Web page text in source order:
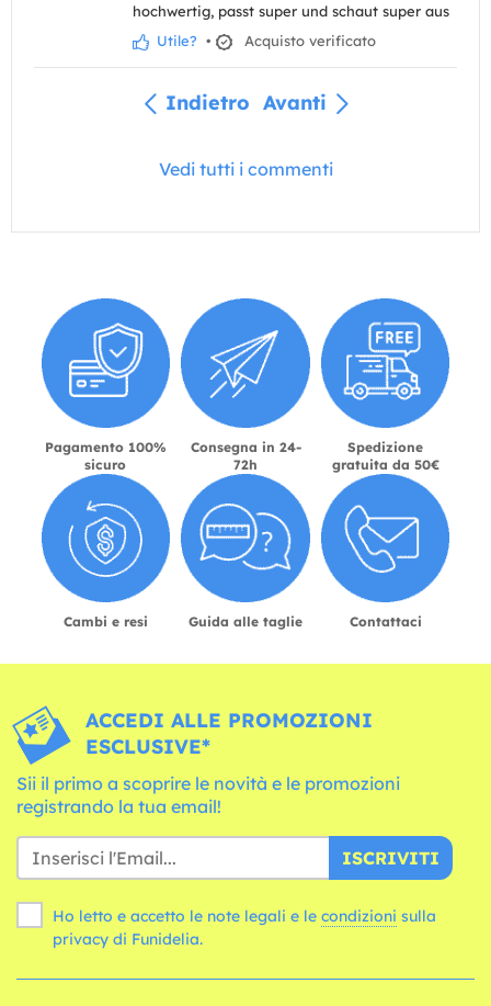
hochwertig, passt super und schaut super aus
Utile? • Acquisto verificato
Indietro Avanti
Vedi tutti i commenti
Pagamento 100%
sicuro
Consegna in 24-
72h
Spedizione
gratuita da 50€
Cambi e resi Guida alle taglie Contattaci
ACCEDI ALLE PROMOZIONI
ESCLUSIVE*
Sii il primo a scoprire le novità e le promozioni
registrando la tua email!
ISCRIVITI
Ho letto e accetto le note legali e le condizioni
privacy di Funidelia.